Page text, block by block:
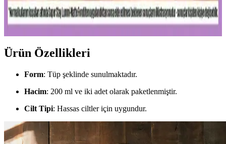
dayanıklı formülleriyle gün boyu tazelik sağlar. Cilt tipine uygun
seçenekler ve doğru uygulama ipuçlarıyla makyajınızı
mükemmelleştirin.
Ürün Özellikleri
Form: Tüp şeklinde sunulmaktadır.
Hacim: 200 ml ve iki adet olarak paketlenmiştir.
Cilt Tipi: Hassas ciltler için uygundur.